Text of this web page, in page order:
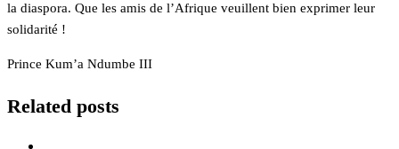
la diaspora. Que les amis de l’Afrique veuillent bien exprimer leur
solidarité !
Prince Kum’a Ndumbe III
Related posts